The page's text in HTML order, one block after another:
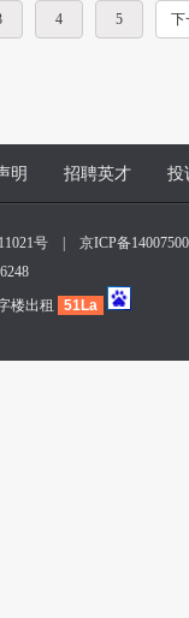
4 5 下
明 招聘英才 投
号
京ICP备
楼出租
51La